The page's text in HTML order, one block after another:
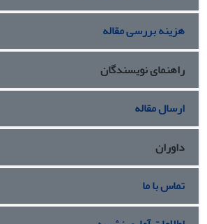
هزینه بررسی مقاله
راهنمای نویسندگان
ارسال مقاله
داوران
تماس با ما